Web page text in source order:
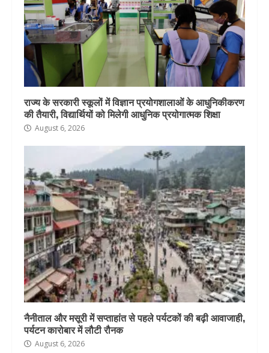
राज्य के सरकारी स्कूलों में विज्ञान प्रयोगशालाओं के आधुनिकीकरण
की तैयारी, विद्यार्थियों को मिलेगी आधुनिक प्रयोगात्मक शिक्षा
August 6, 2026
नैनीताल और मसूरी में सप्ताहांत से पहले पर्यटकों की बढ़ी आवाजाही,
पर्यटन कारोबार में लौटी रौनक
August 6, 2026